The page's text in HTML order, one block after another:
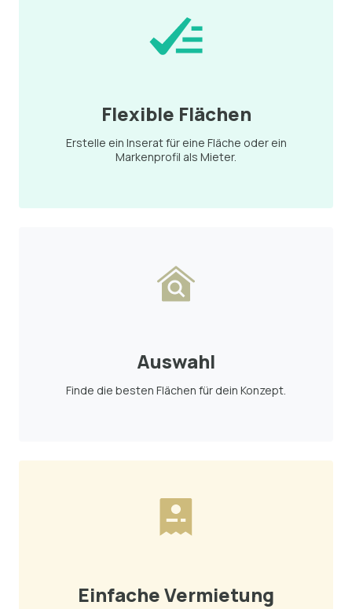
Flexible Flächen
Erstelle ein Inserat für eine Fläche oder ein
Markenprofil als Mieter.
Auswahl
Finde die besten Flächen für dein Konzept.
Einfache Vermietung